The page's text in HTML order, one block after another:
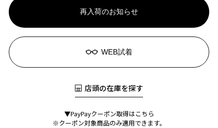
再入荷のお知らせ
WEB試着
店頭の在庫を探す
▼PayPayクーポン取得はこちら
※クーポン対象商品のみ適用できます。